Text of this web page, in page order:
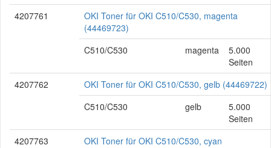
4207761
OKI Toner für OKI C510/C530, magenta
(44469723)
C510/C530
magenta
5.000
Seiten
4207762
OKI Toner für OKI C510/C530, gelb (44469722)
C510/C530
gelb
5.000
Seiten
4207763
OKI Toner für OKI C510/C530, cyan